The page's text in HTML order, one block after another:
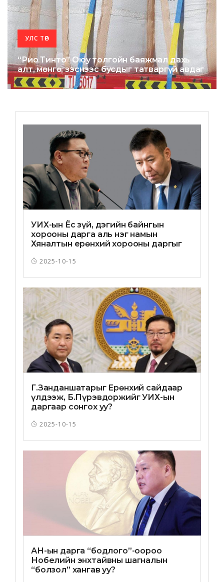
УЛС ТӨР
“Рио Тинто” Оюу толгойн баяжмал дахь
алт, мөнгө, зэснээс бусдыг татваргүй авдаг
УИХ-ын Ёс зүй, дэгийн байнгын
хорооны дарга аль нэг намын
Хяналтын ерөнхий хорооны даргыг
2025-10-15
Г.Занданшатарыг Ерөнхий сайдаар
үлдээж, Б.Пүрэвдоржийг УИХ-ын
даргаар сонгох уу?
2025-10-15
АН-ын дарга “бодлого”-оороо
Нобелийн энхтайвны шагналын
“болзол” хангав уу?